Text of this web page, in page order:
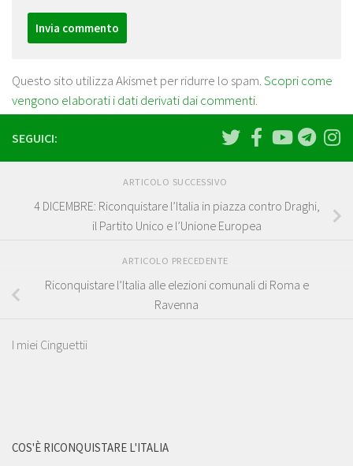
Questo sito utilizza Akismet per ridurre lo spam.Scopri come
vengono elaborati i dati derivati dai commenti.
SEGUICI:
ARTICOLO SUCCESSIVO
4 DICEMBRE: Riconquistare l’Italia in piazza contro Draghi,
il Partito Unico e l’Unione Europea
ARTICOLO PRECEDENTE
Riconquistare l’Italia alle elezioni comunali di Roma e
Ravenna
I miei Cinguettii
COS'È RICONQUISTARE L'ITALIA